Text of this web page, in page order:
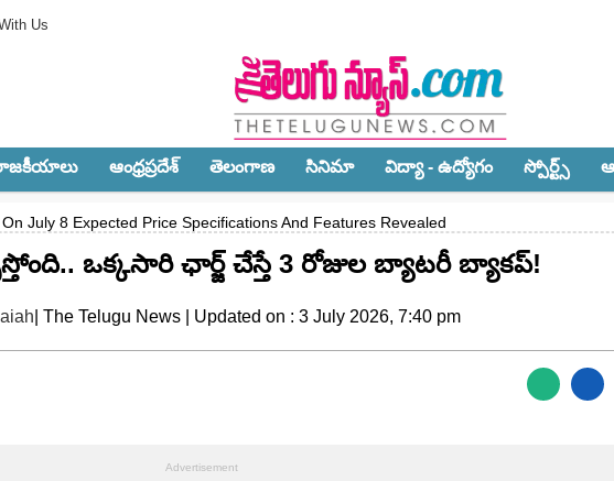
Us
ఆంధ్ర‌ప్ర‌దేశ్‌ తెలంగాణ‌ సినిమా విద్యా - ఉద్యోగం స్పోర్ట్స్‌
July 8 Expected Price Specifications And Features Revealed
ఒక్కసారి ఛార్జ్ చేస్తే 3 రోజుల బ్యాటరీ బ్యాకప్!
| The Telugu News | Updated on : 3 July 2026, 7:40 pm